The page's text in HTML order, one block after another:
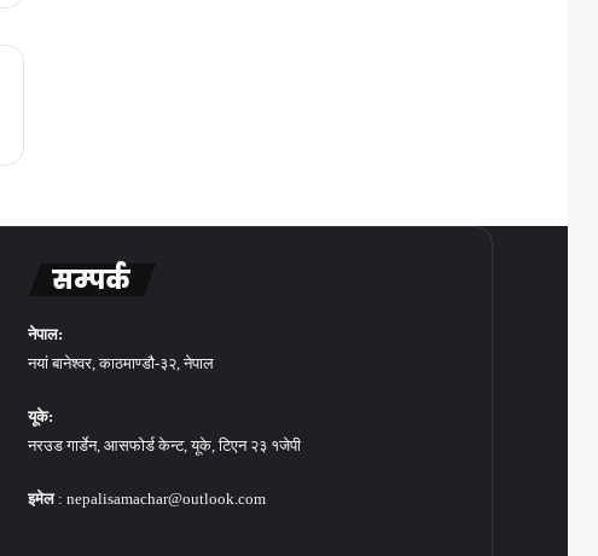
सम्पर्क
नेपाल:
नयां बानेश्वर, काठमाण्डौ-३२, नेपाल
यूके:
नरउड गार्डेन, आसफोर्ड केन्ट, यूके, टिएन २३ १जेपी
इमेल: nepalisamachar@outlook.com